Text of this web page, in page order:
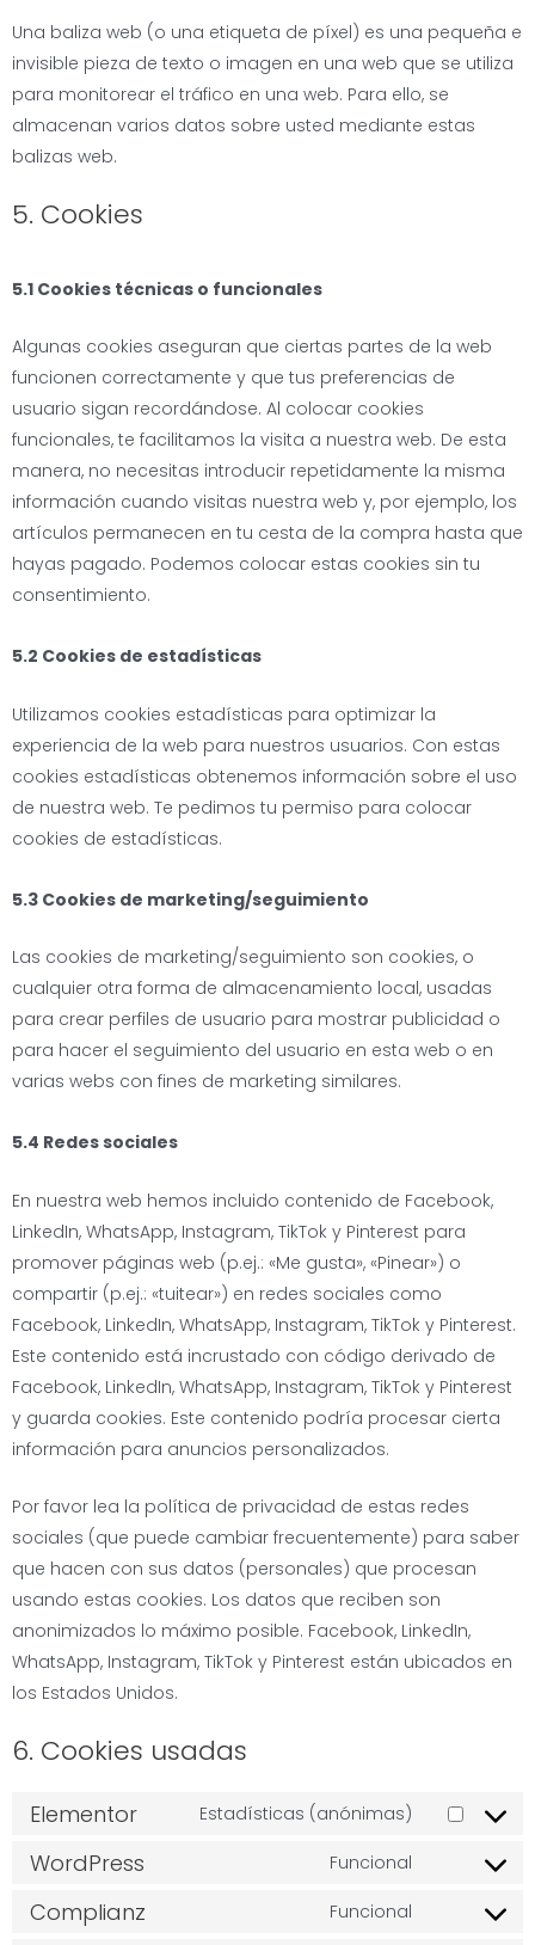
Una baliza web (o una etiqueta de píxel) es una pequeña e
invisible pieza de texto o imagen en una web que se utiliza
para monitorear el tráfico en una web. Para ello, se
almacenan varios datos sobre usted mediante estas
balizas web.
5. Cookies
5.1 Cookies técnicas o funcionales
Algunas cookies aseguran que ciertas partes de la web
funcionen correctamente y que tus preferencias de
usuario sigan recordándose. Al colocar cookies
funcionales, te facilitamos la visita a nuestra web. De esta
manera, no necesitas introducir repetidamente la misma
información cuando visitas nuestra web y, por ejemplo, los
artículos permanecen en tu cesta de la compra hasta que
hayas pagado. Podemos colocar estas cookies sin tu
consentimiento.
5.2 Cookies de estadísticas
Utilizamos cookies estadísticas para optimizar la
experiencia de la web para nuestros usuarios. Con estas
cookies estadísticas obtenemos información sobre el uso
de nuestra web. Te pedimos tu permiso para colocar
cookies de estadísticas.
5.3 Cookies de marketing/seguimiento
Las cookies de marketing/seguimiento son cookies, o
cualquier otra forma de almacenamiento local, usadas
para crear perfiles de usuario para mostrar publicidad o
para hacer el seguimiento del usuario en esta web o en
varias webs con fines de marketing similares.
5.4 Redes sociales
En nuestra web hemos incluido contenido de Facebook,
LinkedIn, WhatsApp, Instagram, TikTok y Pinterest para
promover páginas web (p.ej.: «Me gusta», «Pinear») o
compartir (p.ej.: «tuitear») en redes sociales como
Facebook, LinkedIn, WhatsApp, Instagram, TikTok y Pinterest.
Este contenido está incrustado con código derivado de
Facebook, LinkedIn, WhatsApp, Instagram, TikTok y Pinterest
y guarda cookies. Este contenido podría procesar cierta
información para anuncios personalizados.
Por favor lea la política de privacidad de estas redes
sociales (que puede cambiar frecuentemente) para saber
que hacen con sus datos (personales) que procesan
usando estas cookies. Los datos que reciben son
anonimizados lo máximo posible. Facebook, LinkedIn,
WhatsApp, Instagram, TikTok y Pinterest están ubicados en
los Estados Unidos.
6. Cookies usadas
Elementor Estadísticas (anónimas)
WordPress Funcional
Complianz Funcional